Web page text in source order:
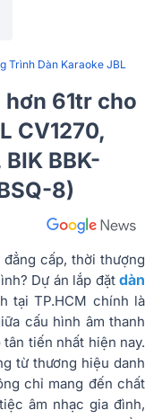
Trình Dàn Karaoke JBL
hơn 61tr cho
CV1270,
BBK-
8)
cấp, thời thượng
Dự án lắp đặt dàn
tại TP.HCM chính là
cấu hình âm thanh
tiến nhất hiện nay.
từ thương hiệu danh
chỉ mang đến chất
âm nhạc gia đình,